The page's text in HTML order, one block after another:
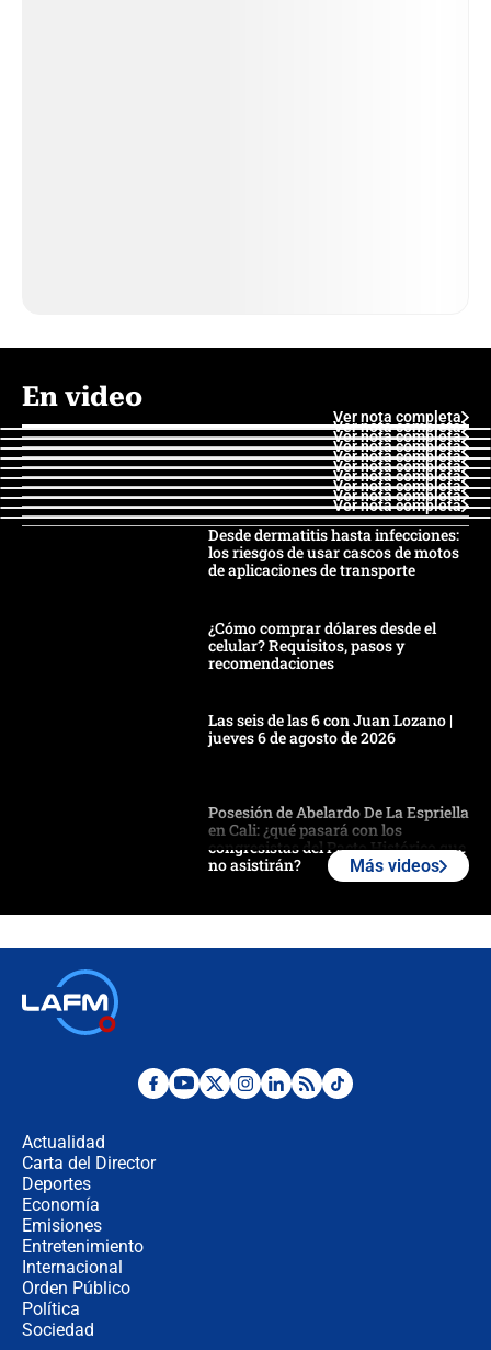
En video
Ver nota completa
Ver nota completa
Ver nota completa
Ver nota completa
Ver nota completa
Ver nota completa
Ver nota completa
Ver nota completa
Ver nota completa
Ver nota completa
Desde dermatitis hasta infecciones:
los riesgos de usar cascos de motos
de aplicaciones de transporte
¿Cómo comprar dólares desde el
celular? Requisitos, pasos y
recomendaciones
Las seis de las 6 con Juan Lozano |
jueves 6 de agosto de 2026
Posesión de Abelardo De La Espriella
en Cali: ¿qué pasará con los
congresistas del Pacto Histórico que
no asistirán?
¿Por qué De la Espriella gobernará
Más videos
Actualidad
Carta del Director
Deportes
Economía
Emisiones
Entretenimiento
Internacional
Orden Público
Política
Sociedad